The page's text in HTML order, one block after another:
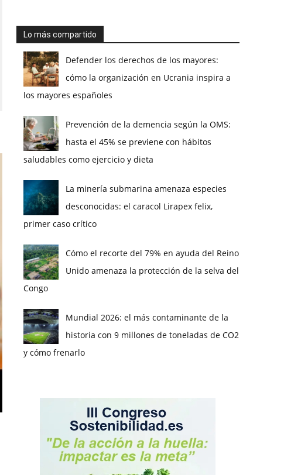
Lo más compartido
Defender los derechos de los mayores:
cómo la organización en Ucrania inspira a
los mayores españoles
Prevención de la demencia según la OMS:
hasta el 45% se previene con hábitos
saludables como ejercicio y dieta
La minería submarina amenaza especies
desconocidas: el caracol Lirapex felix,
primer caso crítico
Cómo el recorte del 79% en ayuda del Reino
Unido amenaza la protección de la selva del
Congo
Mundial 2026: el más contaminante de la
historia con 9 millones de toneladas de CO2
y cómo frenarlo